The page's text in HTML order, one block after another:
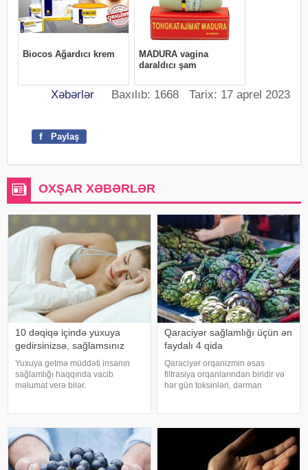
Xəbərlər Baxılıb: 1668 Tarix: 17 aprel 2023
f Paylaş
OXŞAR XƏBƏRLƏR
10 dəqiqə içində yuxuya
gedirsinizsə, sağlamsınız
Yuxuya getmə müddəti insanın
sağlamlığı haqqında vacib
məlumat verə bilər.
üzrə mütəxəssis Mişel Drerupun
sözlərinə görə
Qaraciyər sağlamlığı üçün ən
faydalı 4 qida
Qaraciyər orqanizmin əsas
filtrasiya orqanlarından biridir və
hər gün toksinləri, dərman
federal ekspert onkologiya